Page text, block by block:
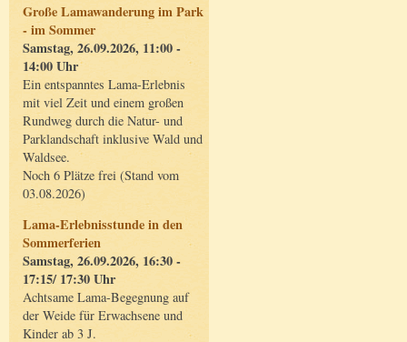
Große Lamawanderung im Park
- im Sommer
Samstag, 26.09.2026, 11:00 -
14:00 Uhr
Ein entspanntes Lama-Erlebnis
mit viel Zeit und einem großen
Rundweg durch die Natur- und
Parklandschaft inklusive Wald und
Waldsee.
Noch 6 Plätze frei (Stand vom
03.08.2026)
Lama-Erlebnisstunde in den
Sommerferien
Samstag, 26.09.2026, 16:30 -
17:15/ 17:30 Uhr
Achtsame Lama-Begegnung auf
der Weide für Erwachsene und
Kinder ab 3 J.